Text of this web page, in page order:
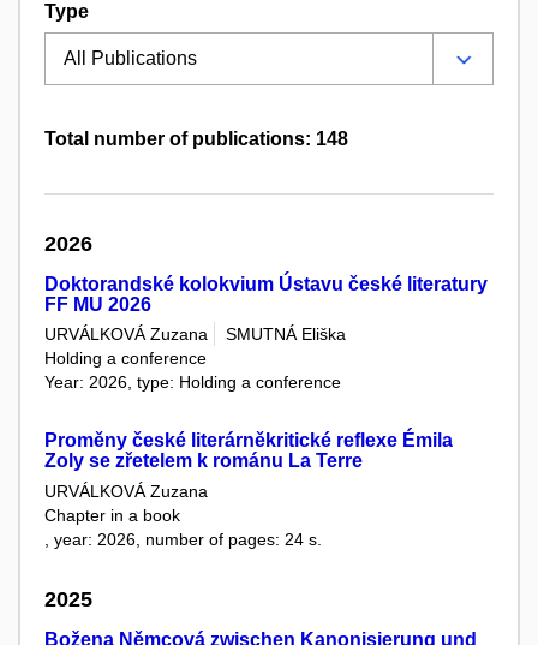
Type
Total number of publications: 148
2026
Doktorandské kolokvium Ústavu české literatury
FF MU 2026
URVÁLKOVÁ Zuzana
SMUTNÁ Eliška
Holding a conference
Year: 2026, type: Holding a conference
Proměny české literárněkritické reflexe Émila
Zoly se zřetelem k románu La Terre
URVÁLKOVÁ Zuzana
Chapter in a book
, year: 2026, number of pages: 24 s.
2025
Božena Němcová zwischen Kanonisierung und